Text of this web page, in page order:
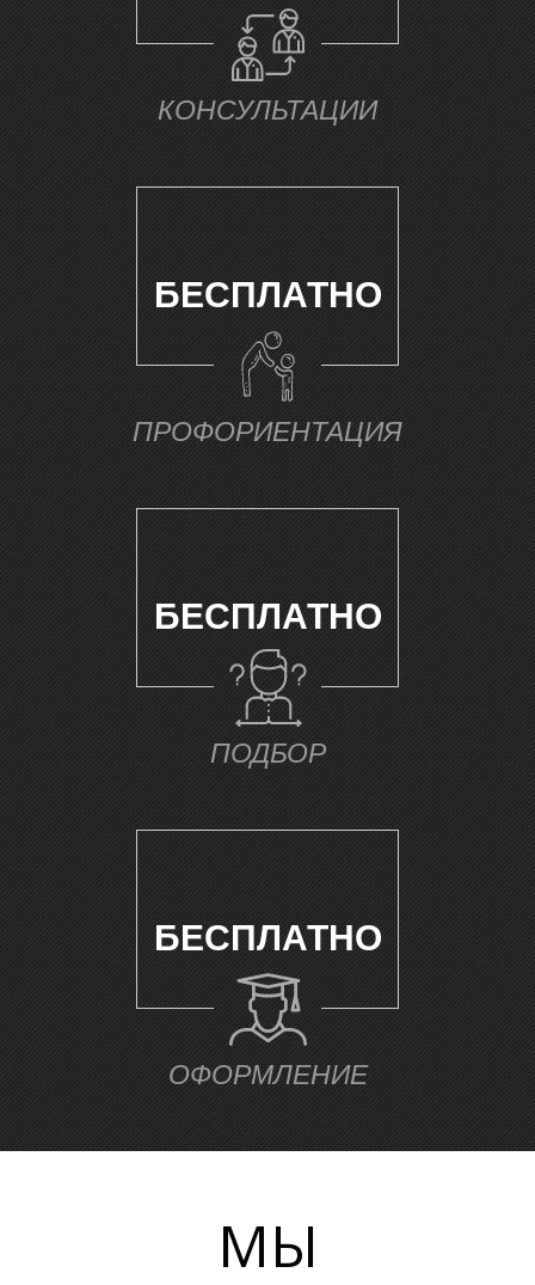
Т
Е
КОНСУЛЬТАЦИИ
БЕСПЛАТНО
ПРОФОРИЕНТАЦИЯ
БЕСПЛАТНО
ПОДБОР
БЕСПЛАТНО
ОФОРМЛЕНИЕ
МЫ